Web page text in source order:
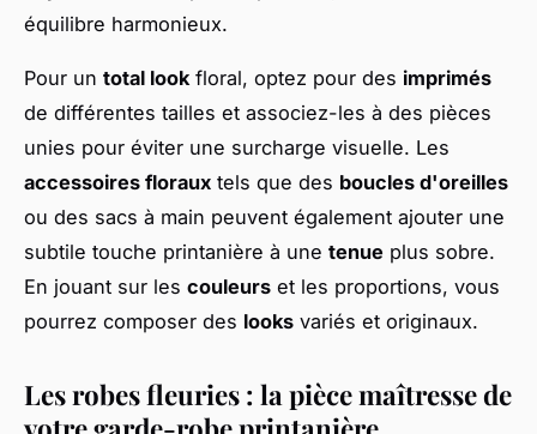
équilibre harmonieux.
Pour un total look floral, optez pour des imprimés
de différentes tailles et associez-les à des pièces
unies pour éviter une surcharge visuelle. Les
accessoires floraux tels que des boucles d'oreilles
ou des sacs à main peuvent également ajouter une
subtile touche printanière à une tenue plus sobre.
En jouant sur les couleurs et les proportions, vous
pourrez composer des looks variés et originaux.
Les robes fleuries : la pièce maîtresse de